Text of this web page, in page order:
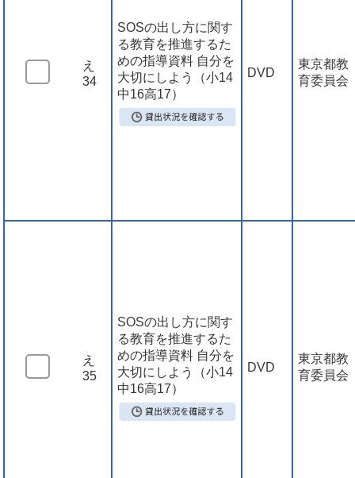
え
34
SOSの出し方に関す
る教育を推進するた
めの指導資料 自分を
大切にしよう（小14
中16高17）
DVD
東京都教
育委員会
え
35
SOSの出し方に関す
る教育を推進するた
めの指導資料 自分を
大切にしよう（小14
中16高17）
DVD
東京都教
育委員会